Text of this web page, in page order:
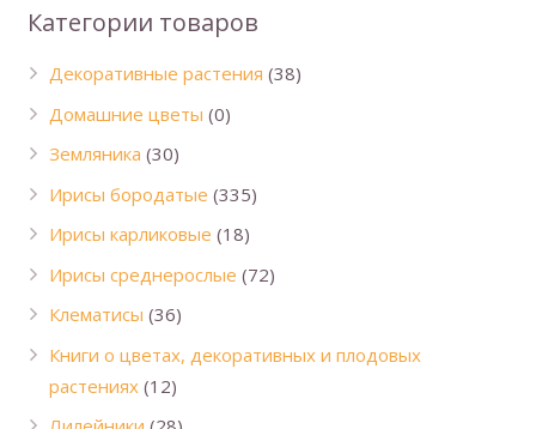
Категории товаров
Декоративные растения (38)
Домашние цветы (0)
Земляника (30)
Ирисы бородатые (335)
Ирисы карликовые (18)
Ирисы среднерослые (72)
Клематисы (36)
Книги о цветах, декоративных и плодовых
растениях (12)